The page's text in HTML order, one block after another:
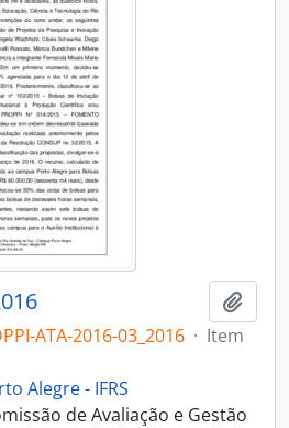
ATA-2016-03_2016 · Item
Alegre - IFRS
de Avaliação e Gestão